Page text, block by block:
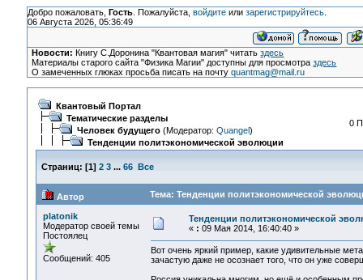
Добро пожаловать, Гость. Пожалуйста, войдитеили зарегистрируйтесь.
06 Августа 2026, 05:36:49
Новости: Книгу С.Доронина "Квантовая магия" читатьздесь
Материалы старого сайта "Физика Магии" доступны для просмотраздесь
О замеченных глюках просьба писать на почтуquantmag@mail.ru
Квантовый Портал
Тематические разделы
Человек будущего(Модератор: Quangel)
Тенденции политэкономической эволюции
0
Страниц: [1] 2 3 ... 66 Все
Автор Тема: Тенденции политэкономической
platonik
Модератор своей темы
Постоялец
Сообщений: 405
Тенденции политэкономической
« : 09 Мая 2014, 16:40:40 »
Вот очень яркий пример, какие удивительные
зачастую даже не осознает того, что он уже